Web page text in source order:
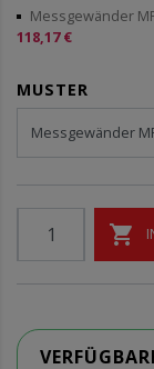
Messgewänder
118,17 €
MUSTER
